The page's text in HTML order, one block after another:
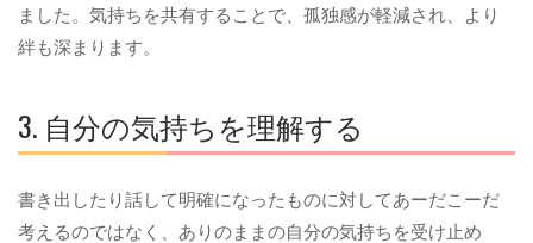
ました。気持ちを共有することで、孤独感が軽減され、より
絆も深まります。
3. 自分の気持ちを理解する
書き出したり話して明確になったものに対してあーだこーだ
考えるのではなく、ありのままの自分の気持ちを受け止め